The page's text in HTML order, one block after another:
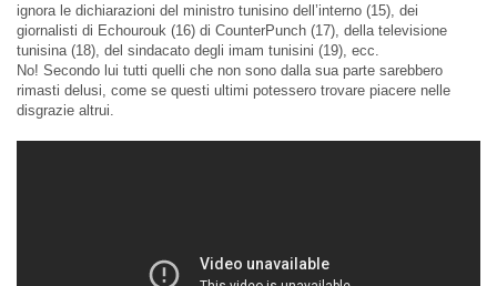
ignora le dichiarazioni del ministro tunisino dell’interno (15), dei
giornalisti di Echourouk (16) di CounterPunch (17), della televisione
tunisina (18), del sindacato degli imam tunisini (19), ecc.
No! Secondo lui tutti quelli che non sono dalla sua parte sarebbero
rimasti delusi, come se questi ultimi potessero trovare piacere nelle
disgrazie altrui.